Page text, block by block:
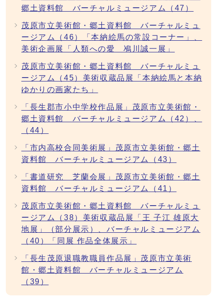
郷土資料館 バーチャルミュージアム（47）
茂原市立美術館・郷土資料館 バーチャルミュ
ージアム（46）「本納絵馬の常設コーナー」、
美術企画展「人類への愛 鳰川誠一展」
茂原市立美術館・郷土資料館 バーチャルミュ
ージアム（45）美術収蔵品展「本納絵馬と本納
ゆかりの画家たち」
「長生郡市小中学校作品展」茂原市立美術館・
郷土資料館 バーチャルミュージアム（42）、
（44）
「市内高校合同美術展」茂原市立美術館・郷土
資料館 バーチャルミュージアム（43）
「書道研究 芝蘭会展」茂原市立美術館・郷土
資料館 バーチャルミュージアム（41）
茂原市立美術館・郷土資料館 バーチャルミュ
ージアム（38）美術収蔵品展「王 子江 雄原大
地展」（部分展示）、バーチャルミュージアム
（40）「同展 作品全体展示」
「長生茂原退職教職員作品展」茂原市立美術
館・郷土資料館 バーチャルミュージアム
（39）